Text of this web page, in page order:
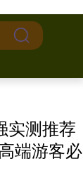
实测推荐
端游客必